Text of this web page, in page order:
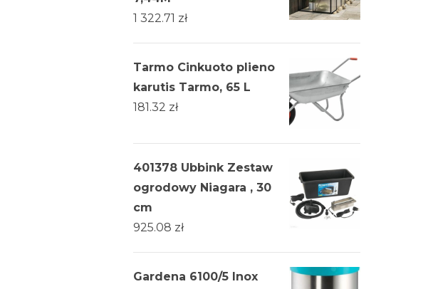
1 322.71 zł
Tarmo Cinkuoto plieno
karutis Tarmo, 65 L
181.32 zł
401378 Ubbink Zestaw
ogrodowy Niagara , 30
cm
925.08 zł
Gardena 6100/5 Inox